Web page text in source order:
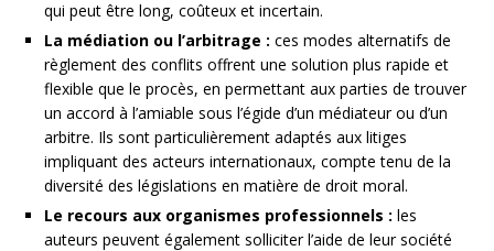
qui peut être long, coûteux et incertain.
La médiation ou l’arbitrage : ces modes alternatifs de
règlement des conflits offrent une solution plus rapide et
flexible que le procès, en permettant aux parties de trouver
un accord à l’amiable sous l’égide d’un médiateur ou d’un
arbitre. Ils sont particulièrement adaptés aux litiges
impliquant des acteurs internationaux, compte tenu de la
diversité des législations en matière de droit moral.
Le recours aux organismes professionnels : les
auteurs peuvent également solliciter l’aide de leur société